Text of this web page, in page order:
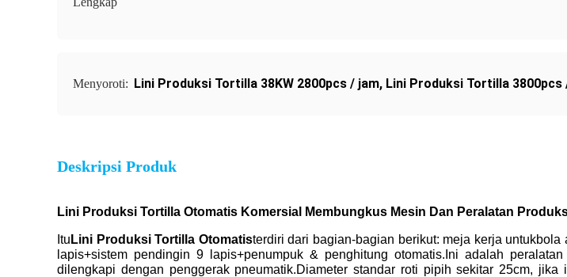
Menyoroti: Lini Produksi Tortilla 38KW 2800pcs / jam, Lini Produksi Tortilla 3800pcs
Deskripsi Produk
Lini Produksi Tortilla Otomatis Komersial Membungkus Mesin Dan Peralatan
Itu Lini Produksi Tortilla Otomatisterdiri dari bagian-bagian berikut: meja kerja untukbola
lapis+sistem pendingin 9 lapis+penumpuk & penghitung otomatis.Ini adalah
dilengkapi dengan penggerak pneumatik.Diameter standar roti pipih sekitar 25cm,